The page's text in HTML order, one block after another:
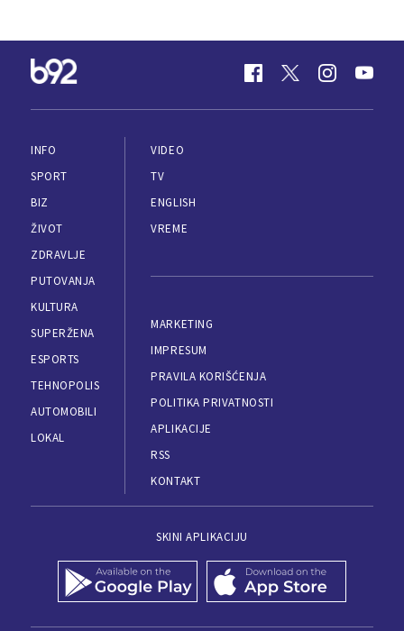
INFO
SPORT
BIZ
ŽIVOT
ZDRAVLJE
PUTOVANJA
KULTURA
SUPERŽENA
ESPORTS
TEHNOPOLIS
AUTOMOBILI
LOKAL
VIDEO
TV
ENGLISH
VREME
MARKETING
IMPRESUM
PRAVILA KORIŠĆENJA
POLITIKA PRIVATNOSTI
APLIKACIJE
RSS
KONTAKT
SKINI APLIKACIJU